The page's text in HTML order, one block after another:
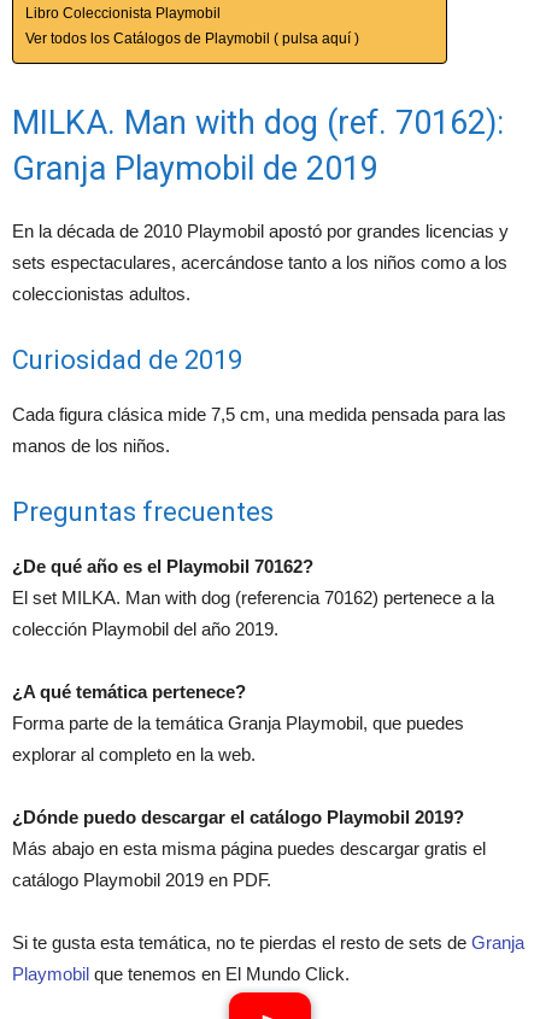
Libro Coleccionista Playmobil
Ver todos los Catálogos de Playmobil ( pulsa aquí )
MILKA. Man with dog (ref. 70162):
Granja Playmobil de 2019
En la década de 2010 Playmobil apostó por grandes licencias y
sets espectaculares, acercándose tanto a los niños como a los
coleccionistas adultos.
Curiosidad de 2019
Cada figura clásica mide 7,5 cm, una medida pensada para las
manos de los niños.
Preguntas frecuentes
¿De qué año es el Playmobil 70162?
El set MILKA. Man with dog (referencia 70162) pertenece a la
colección Playmobil del año 2019.
¿A qué temática pertenece?
Forma parte de la temática Granja Playmobil, que puedes
explorar al completo en la web.
¿Dónde puedo descargar el catálogo Playmobil 2019?
Más abajo en esta misma página puedes descargar gratis el
catálogo Playmobil 2019 en PDF.
Si te gusta esta temática, no te pierdas el resto de sets de Granja
Playmobil que tenemos en El Mundo Click.